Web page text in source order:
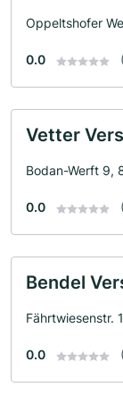
Oppeltshofer
0.0
Vetter
Bodan-Werft 9,
0.0
Bendel
Fährtwiesenstr.
0.0